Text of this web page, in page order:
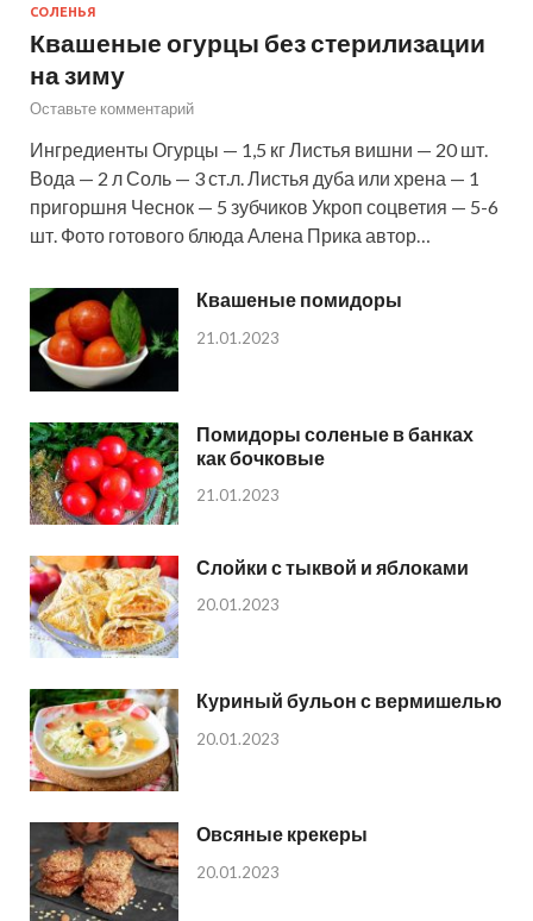
СОЛЕНЬЯ
Квашеные огурцы без стерилизации
на зиму
Оставьте комментарий
Ингредиенты Огурцы — 1,5 кг Листья вишни — 20 шт.
Вода — 2 л Соль — 3 ст.л. Листья дуба или хрена — 1
пригоршня Чеснок — 5 зубчиков Укроп соцветия — 5-6
шт. Фото готового блюда Алена Прика автор…
Квашеные помидоры
21.01.2023
Помидоры соленые в банках
как бочковые
21.01.2023
Слойки с тыквой и яблоками
20.01.2023
Куриный бульон с вермишелью
20.01.2023
Овсяные крекеры
20.01.2023